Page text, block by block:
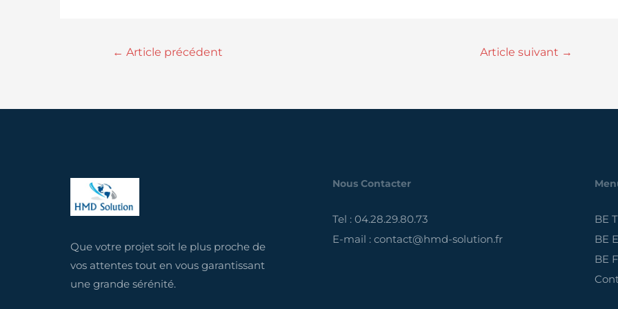
← Article précédent Article suivant →
Que votre projet soit le plus proche de
vos attentes tout en vous garantissant
une grande sérénité.
Nous Contacter
Tel : 04.28.29.80.73
E-mail : contact@hmd-solution.fr
BE
BE
BE